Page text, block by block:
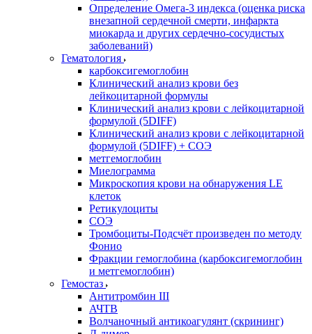
Определение Омега-3 индекса (оценка риска
внезапной сердечной смерти, инфаркта
миокарда и других сердечно-сосудистых
заболеваний)
Гематология
карбоксигемоглобин
Клинический анализ крови без
лейкоцитарной формулы
Клинический анализ крови с лейкоцитарной
формулой (5DIFF)
Клинический анализ крови с лейкоцитарной
формулой (5DIFF) + СОЭ
метгемоглобин
Миелограмма
Микроскопия крови на обнаружения LE
клеток
Ретикулоциты
СОЭ
Тромбоциты-Подсчёт произведен по методу
Фонио
Фракции гемоглобина (карбоксигемоглобин
и метгемоглобин)
Гемостаз
Антитромбин III
АЧТВ
Волчаночный антикоагулянт (скрининг)